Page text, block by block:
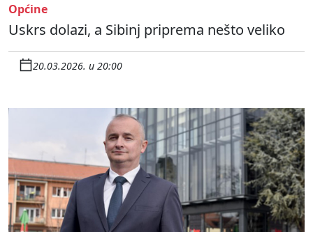
Općine
Uskrs dolazi, a Sibinj priprema nešto veliko
20.03.2026. u 20:00